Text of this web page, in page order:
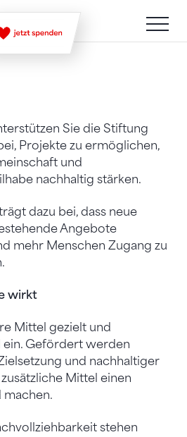
Seite wird JavaScript benötigt.
Sie die Stiftung
Projekte zu ermöglichen,
und
nachhaltig stärken.
dazu bei, dass neue
Angebote
mehr Menschen Zugang zu
wirkt
Mittel gezielt und
Gefördert werden
und nachhaltiger
Mittel einen
machen.
stehen